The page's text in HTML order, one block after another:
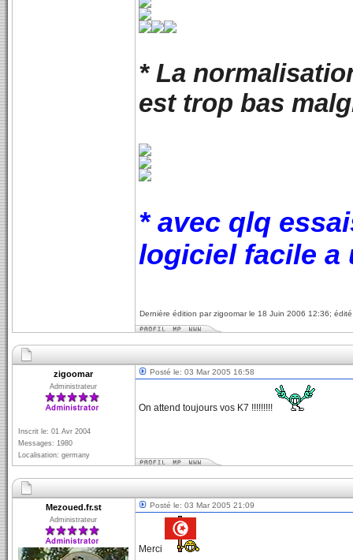
* La
est trop bas
* avec qlq
logiciel facile
Dernière édition par zigoomar le 18 Juin 2006 12:36;
zigoomar
Administrateur
Inscrit le: 01 Avr 2004
Messages: 1980
Localisation: germany
Posté le: 03 Mar 2005 16:58
On attend toujours vos K7 !!!!!!!!!
Mezoued.fr.st
Administrateur
Posté le: 03 Mar 2005 21:09
Merci